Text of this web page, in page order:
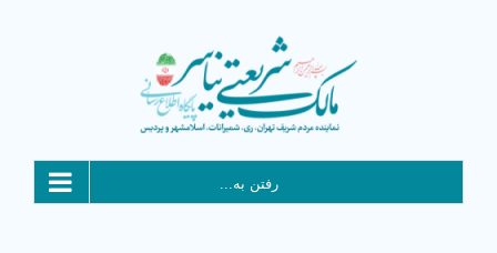
رفتن به...